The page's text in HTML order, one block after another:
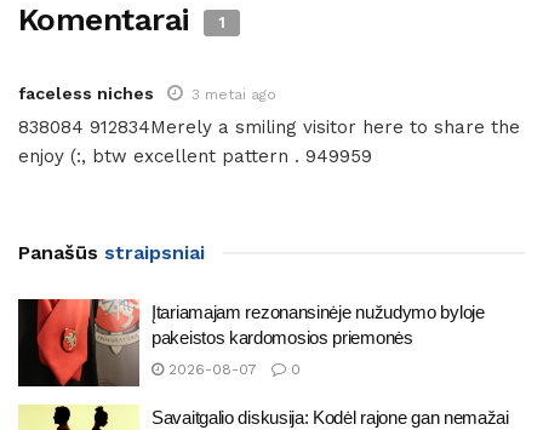
Komentarai 1
faceless niches 3 metai ago
838084 912834Merely a smiling visitor here to share the
enjoy (:, btw excellent pattern . 949959
Panašūs straipsniai
Įtariamajam rezonansinėje nužudymo byloje
pakeistos kardomosios priemonės
2026-08-07 0
Savaitgalio diskusija: Kodėl rajone gan nemažai